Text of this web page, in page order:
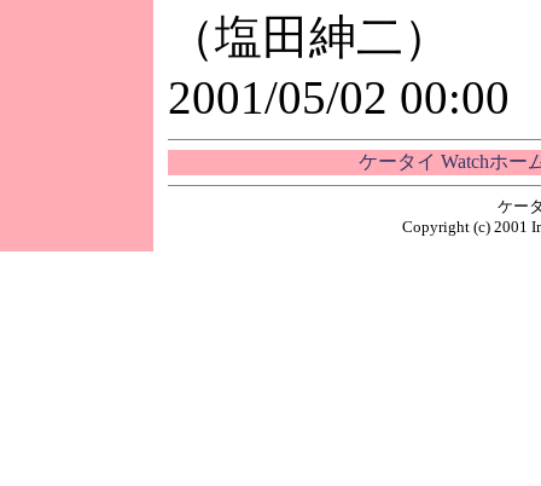
（塩田紳二）
2001/05/02 00:00
ケータイ Watchホー
ケー
Copyright (c) 2001